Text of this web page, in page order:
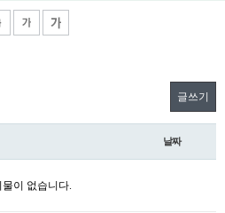
글쓰기
날짜
물이 없습니다.